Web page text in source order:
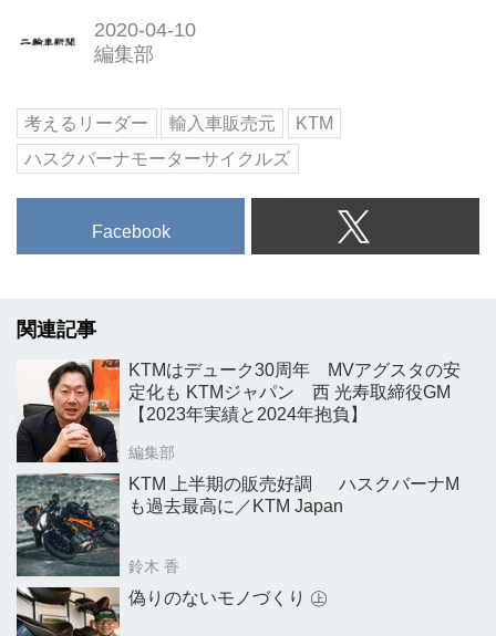
2020-04-10
編集部
考えるリーダー 輸入車販売元
KTM
ハスクバーナモーターサイクルズ
Facebook
関連記事
KTMはデューク30周年 MVアグスタの安
定化も KTMジャパン 西 光寿取締役GM
【2023年実績と2024年抱負】
編集部
KTM 上半期の販売好調 ハスクバーナM
も過去最高に／KTM Japan
鈴木 香
偽りのないモノづくり ㊤